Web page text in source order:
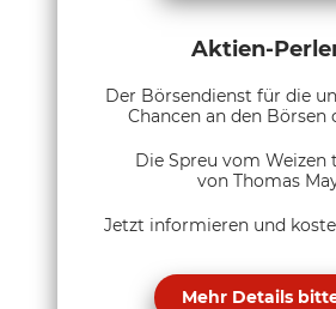
Aktien-
Der Börsendienst für die
Chancen an den Börsen
Die Spreu vom Weizen
von Thomas
Jetzt informieren und
Mehr Details